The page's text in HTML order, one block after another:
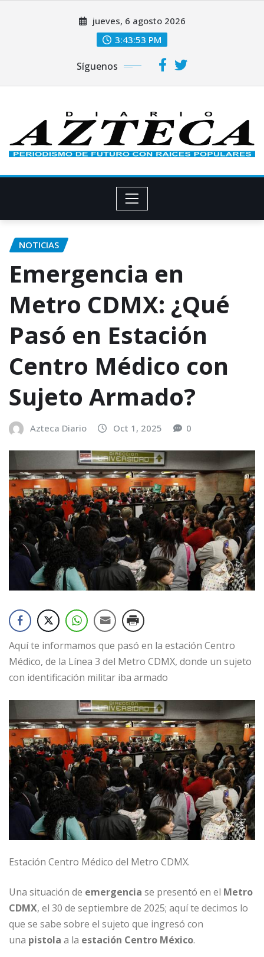
jueves, 6 agosto 2026
3:43:53 PM
Síguenos
NOTICIAS
Emergencia en
Metro CDMX: ¿Qué
Pasó en Estación
Centro Médico con
Sujeto Armado?
Azteca Diario Oct 1, 2025 0
Aquí te informamos que pasó en la estación Centro
Médico, de la Línea 3 del Metro CDMX, donde un sujeto
con identificación militar iba armado
Estación Centro Médico del Metro CDMX.
Una situación de emergencia se presentó en el Metro
CDMX, el 30 de septiembre de 2025; aquí te decimos lo
que se sabe sobre el sujeto que ingresó con
una pistola a la estación Centro México.